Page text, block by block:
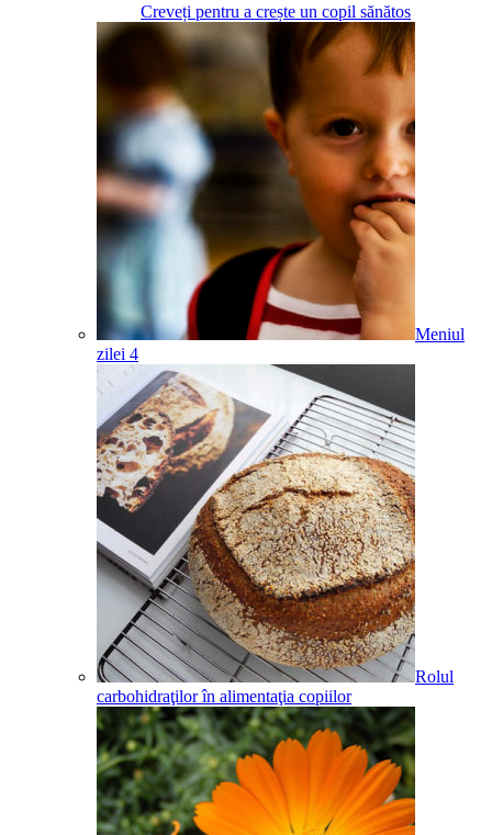
Creveți pentru a crește un copil sănătos
Meniul
zilei 4
Rolul
carbohidraţilor în alimentaţia copiilor